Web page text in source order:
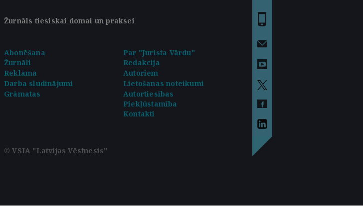
Žurnāls tiesiskai domai un praksei
Abonēšana
Par "Jurista Vārdu"
Žurnāli
Redakcija
Reklāma
Autoriem
Darba sludinājumi
Lietošanas noteikumi
Grāmatas
Autortiesības
Piekļūstamība
Kontakti
© VSIA "Latvijas Vēstnesis"